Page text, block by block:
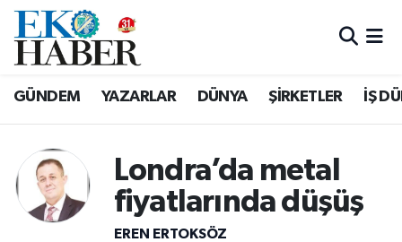
GÜNDEM YAZARLAR DÜNYA ŞİRKETLER İŞ
Londra’da metal
fiyatlarında düşüş
EREN ERTOKSÖZ
Hava Durumu
Süper Lig Puan Durumu ve Fikstür
Tüm Manşetler